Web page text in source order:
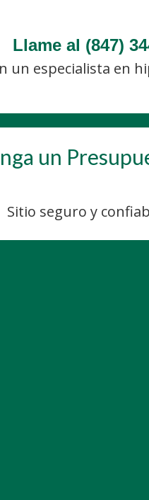
Llame al (847)
un especialista en
un
Sitio seguro y